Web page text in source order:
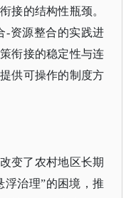
接的结构性瓶颈。
-资源整合的实践进
衔接的稳定性与连
供可操作的制度方
变了农村地区长期
浮治理”的困境，推